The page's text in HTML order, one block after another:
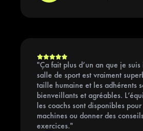
"Ça fait plus d’un an que je suis
salle de sport est vraiment
taille humaine et les adhérents
bienveillants et agréables.
les coachs sont disponibles
machines ou donner des
exercices."